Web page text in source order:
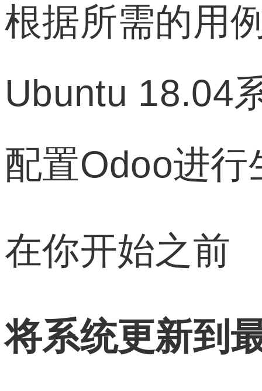
根据所需的用
Ubuntu 18.04
配置Odoo进
在你开始之前
将系统更新到